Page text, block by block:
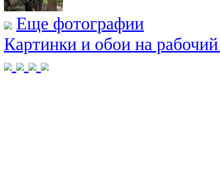
Еще фотографии
Картинки и обои на